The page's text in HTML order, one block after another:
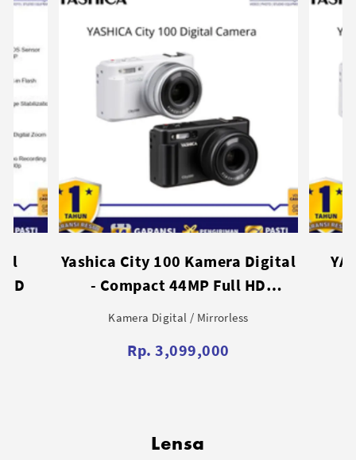
YASHICA City 200 Compact
Digital Camera
Kamera Digital / Mirrorless
Rp. 3,899,000
Lensa